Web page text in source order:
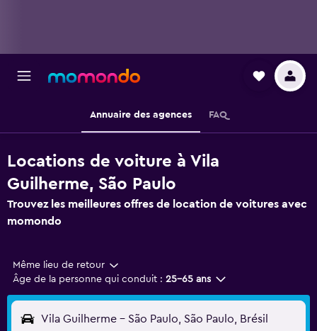
Annuaire des agences FAQ
Locations de voiture à Vila
Guilherme, São Paulo
Trouvez les meilleures offres de location de voitures avec
momondo
Même lieu de retour
Âge de la personne qui conduit : 25-65 ans
Vila Guilherme - São Paulo, São Paulo, Brésil